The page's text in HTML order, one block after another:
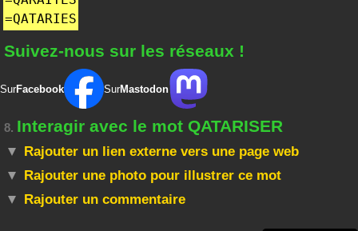
=QATARIES
Suivez-nous sur les réseaux !
SurFacebook SurMastodon
8. Interagir avec le mot QATARISER
Rajouter un lien externe vers une page web
Rajouter une photo pour illustrer ce mot
Rajouter un commentaire